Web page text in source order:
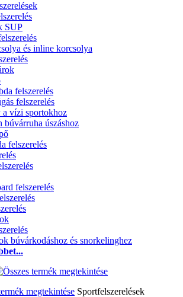
SUP
és inline korcsolya
felszerelés
felszerelés
vízi sportokhoz
búvárruha úszáshoz
felszerelés
felszerelés
búvárkodáshoz és snorkelinghez
megtekintése Sportfelszerelések